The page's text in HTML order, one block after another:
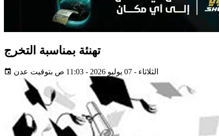
تهنئة بمناسبة التخرج
الثلاثاء - 07 يوليو 2026 - 11:03 ص بتوقيت عدن